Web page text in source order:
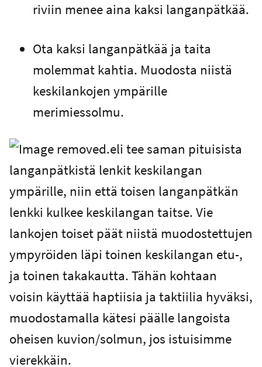
riviin menee aina kaksi langanpätkää.
Ota kaksi langanpätkää ja taita
molemmat kahtia. Muodosta niistä
keskilankojen ympärille
merimiessolmu.
eli tee saman pituisista
langanpätkistä lenkit keskilangan
ympärille, niin että toisen langanpätkän
lenkki kulkee keskilangan taitse. Vie
lankojen toiset päät niistä muodostettujen
ympyröiden läpi toinen keskilangan etu-,
ja toinen takakautta. Tähän kohtaan
voisin käyttää haptiisia ja taktiilia hyväksi,
muodostamalla kätesi päälle langoista
oheisen kuvion/solmun, jos istuisimme
vierekkäin.